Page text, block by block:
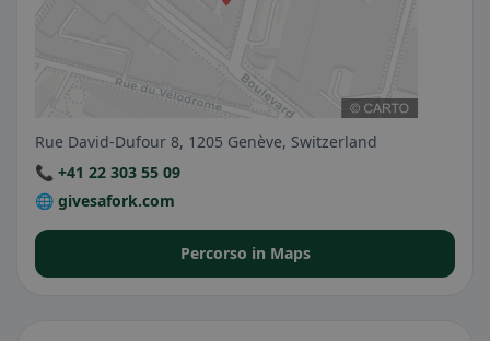
Rue David-Dufour 8, 1205 Genève, Switzerland
📞 +41 22 303 55 09
🌐 givesafork.com
Percorso in Maps